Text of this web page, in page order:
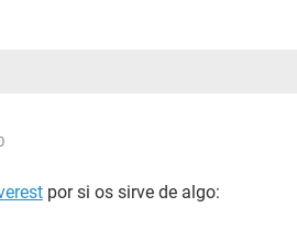
por si os sirve de algo: